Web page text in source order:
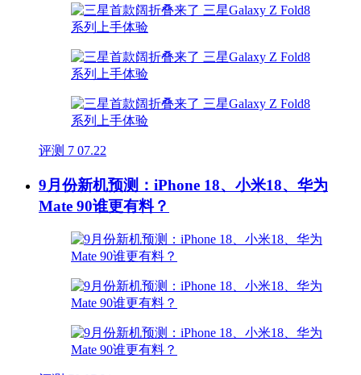
评测 7 07.22
9月份新机预测：iPhone 18、小米18、华为
Mate 90谁更有料？